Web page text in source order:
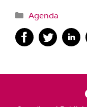
Categorías
Agenda